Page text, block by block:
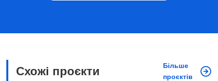
Схожі проєкти
Більше
проєктів